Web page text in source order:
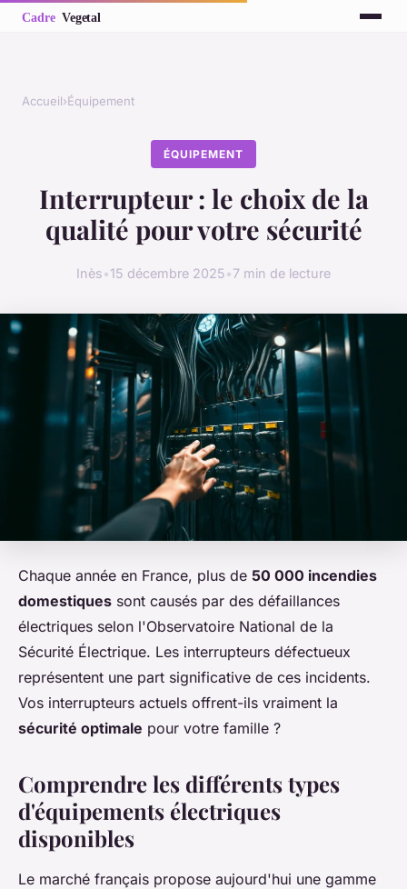
Accueil›Équipement
ÉQUIPEMENT
Interrupteur : le choix de la
qualité pour votre sécurité
Inès•15 décembre 2025•7 min de lecture
Chaque année en France, plus de 50 000 incendies
domestiques sont causés par des défaillances
électriques selon l'Observatoire National de la
Sécurité Électrique. Les interrupteurs défectueux
représentent une part significative de ces incidents.
Vos interrupteurs actuels offrent-ils vraiment la
sécurité optimale pour votre famille ?
Comprendre les différents types
d'équipements électriques
disponibles
Le marché français propose aujourd'hui une gamme